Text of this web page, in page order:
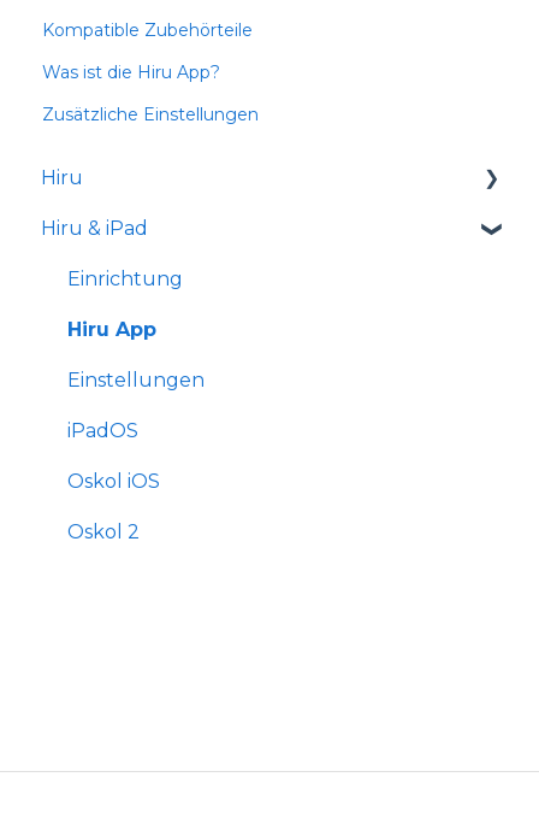
Kompatible Zubehörteile
Was ist die Hiru App?
Zusätzliche Einstellungen
Hiru
Versionshinweise
Hiru & iPad
Einrichtung
Hiru App
Einstellungen
iPadOS
Oskol iOS
Oskol 2